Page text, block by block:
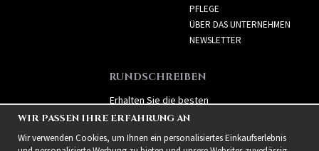
PFLEGE
ÜBER DAS UNTERNEHMEN
NEWSLETTER
RUNDSCHREIBEN
Erhalten Sie die besten
Angebote und spannende
neue Produkte!
WIR PASSEN IHRE ERFAHRUNG AN
Wir verwenden Cookies, um Ihnen ein personalisiertes Einkaufserlebnis